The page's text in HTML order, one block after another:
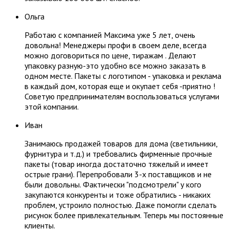
Ольга
Работаю с компанией Максима уже 5 лет, очень
довольна! Менеджеры профи в своем деле, всегда
можно договориться по цене, тиражам . Делают
упаковку разную-это удобно все можно заказать в
одном месте. Пакеты с логотипом - упаковка и реклама
в каждый дом, которая еще и окупает себя -приятно !
Советую предпринимателям воспользоваться услугами
этой компании.
Иван
Занимаюсь продажей товаров для дома (светильники,
фурнитура и т.д.) и требовались фирменные прочные
пакеты (товар иногда достаточно тяжелый и имеет
острые грани). Перепробовали 3-х поставщиков и не
были довольны. Фактически "подсмотрели" у кого
закупаются конкуренты и тоже обратились - никаких
проблем, устроило полностью. Даже помогли сделать
рисунок более привлекательным. Теперь мы постоянные
клиенты.